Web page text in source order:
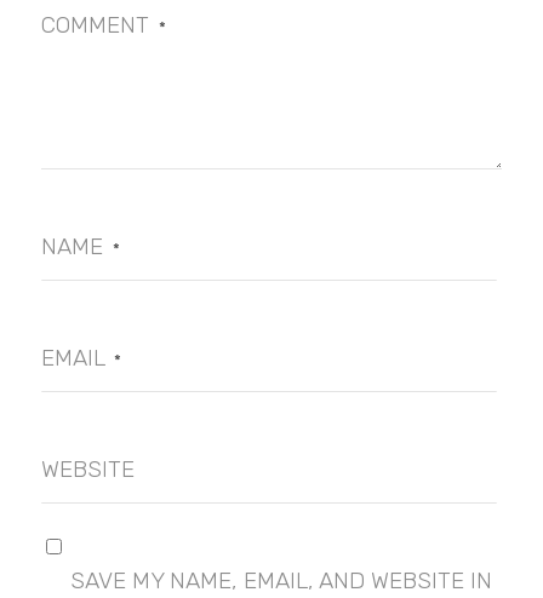
COMMENT *
NAME *
EMAIL *
WEBSITE
SAVE MY NAME, EMAIL, AND WEBSITE IN